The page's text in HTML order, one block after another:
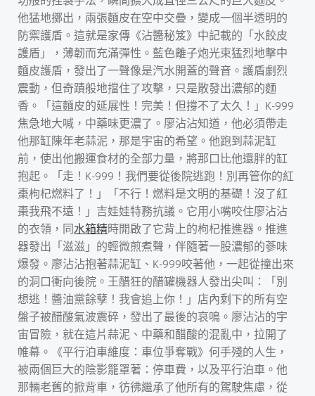
他猛地擲出，兩張麵皮在空中交疊，變成一個半透明的
防禦護盾。這就是家傳《沾醬秘笈》中記載的「水餃皮
護盾」，薄韌而充滿彈性。藍色離子炮光束猛烈地擊中
麵皮護盾，發出了一聲像是汽水開蓋的聲音。護盾劇烈
震動，但奇蹟般地擋住了攻擊，只是散發出濃郁的麵
香。「這麵皮的延展性！完美！但撐不了太久！」K-999
焦急地大喊，中藥味更濃了。廖沾沾知道，他必須帶走
他那缸陳年老蒜泥，那是宇宙的希望。他跑到蒜泥缸
前，使出他搬運食材的全部力量，將那口比他還胖的缸
抱起。「走！K-999！我們要從後院逃跑！別再管你的紅
棗枸杞燃料了！」「不行！燃料是文明的基礎！沒了紅
棗我飛不遠！」吉娃娃特務抗議。它用小嘴咬住廖沾沾
的衣領，同水箱精時開啟了它背上的枸杞推進器。推進
器發出「滋滋」的輕微煎煮聲，伴隨著一股濃郁的蔘味
爆發。廖沾沾抱著蒜泥缸、K-999咬著他，一起從撞出來
的洞口衝向後院。王醋狂的醋罐機器人發出尖叫：「別
想逃！醬油黨餘孽！我會追上你！」店內剩下的所有空
盤子被醋酸氣波震碎，發出了最後的哀鳴。廖沾沾的宇
宙冒險，就在這片蒜泥、中藥和醋酸的混亂中，拉開了
帷幕。《平行泊車維度：車位爭奪戰》何手殘的人生，
被兩個巨大的陰影籠罩著：停車費，以及平行泊車。他
那輛老舊的掀背車，彷彿繼承了他所有的駕駛焦慮，從